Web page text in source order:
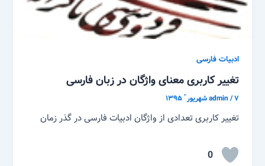
ادبیات فارسی
تغییر کاربری معنای واژگان در زبان فارسی
admin/۷ شهریور ّ ۱۳۹۵
تغییر کاربری تعدادی از واژگان ادبیات فارسی در گذر زمان
0